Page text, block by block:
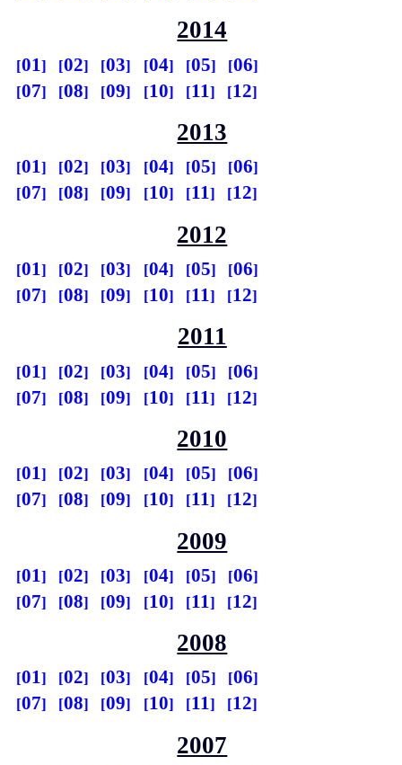
2014
01 02 03 04 05
06
07
08 09 10 11 12
2013
01 02 03 04 05
06
07
08 09 10 11 12
2012
01 02 03 04 05
06
07
08 09 10 11 12
2011
01 02 03 04 05
06
07
08 09 10 11 12
2010
01 02 03 04 05
06
07
08 09 10 11 12
2009
01 02 03 04 05
06
07
08 09 10 11 12
2008
01 02 03 04 05
06
07
08 09 10 11 12
2007